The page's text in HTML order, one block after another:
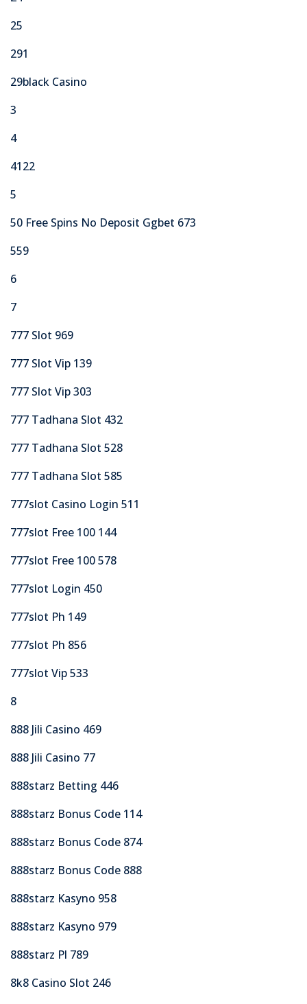
25
291
29black Casino
3
4
4122
5
50 Free Spins No Deposit Ggbet 673
559
6
7
777 Slot 969
777 Slot Vip 139
777 Slot Vip 303
777 Tadhana Slot 432
777 Tadhana Slot 528
777 Tadhana Slot 585
777slot Casino Login 511
777slot Free 100 144
777slot Free 100 578
777slot Login 450
777slot Ph 149
777slot Ph 856
777slot Vip 533
8
888 Jili Casino 469
888 Jili Casino 77
888starz Betting 446
888starz Bonus Code 114
888starz Bonus Code 874
888starz Bonus Code 888
888starz Kasyno 958
888starz Kasyno 979
888starz Pl 789
8k8 Casino Slot 246